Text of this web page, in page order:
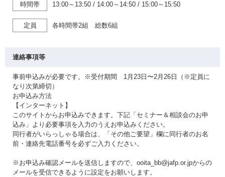
時間帯 13:00～13:50 / 14:00～14:50 / 15:00～15:50
定員 各時間帯2組 総数6組
連絡事項等
事前申込みが必要です。※受付期間 1月23日〜2月26日（※定員に
なり次第締切）
お申込み方法
【インターネット】
このサイトからお申込みできます。下記「セミナー＆相談会のお申
込み」より必要事項を入力のうえお申込みください。
同行者がいらっしゃる場合は、「その他ご要望」欄に同行者のお名
前・連絡先電話番号を必ずご入力ください。
※お申込み確認メールを送信しますので、ooita_bb@jafp.or.jpからの
メールを受信できるように設定をお願いします。